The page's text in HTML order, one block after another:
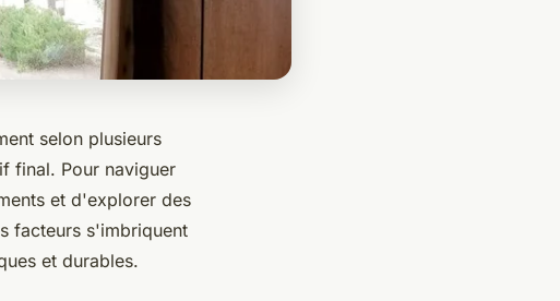
selon plusieurs
final. Pour naviguer
et d'explorer des
facteurs s'imbriquent
et durables.